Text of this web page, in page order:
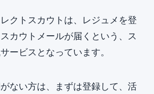
クトスカウトは、レジュメを登
カウトメールが届くという、ス
ービスとなっています。
ない方は、まずは登録して、活